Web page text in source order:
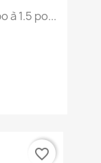
à 1.5 po...
favorite_border